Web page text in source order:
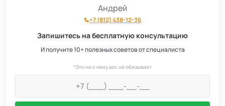
Андрей
+7 (812) 438-12-36
Запишитесь на бесплатную консультацию
И получите 10+ полезных советов от специалиста
*Это ни к чему вас не обязывает